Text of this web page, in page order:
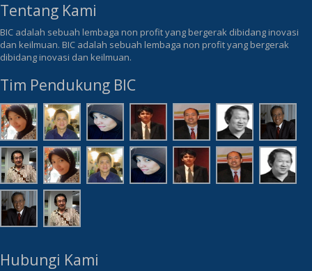
Tentang Kami
BIC adalah sebuah lembaga non profit yang bergerak dibidang inovasi
dan keilmuan. BIC adalah sebuah lembaga non profit yang bergerak
dibidang inovasi dan keilmuan.
Tim Pendukung BIC
Hubungi Kami